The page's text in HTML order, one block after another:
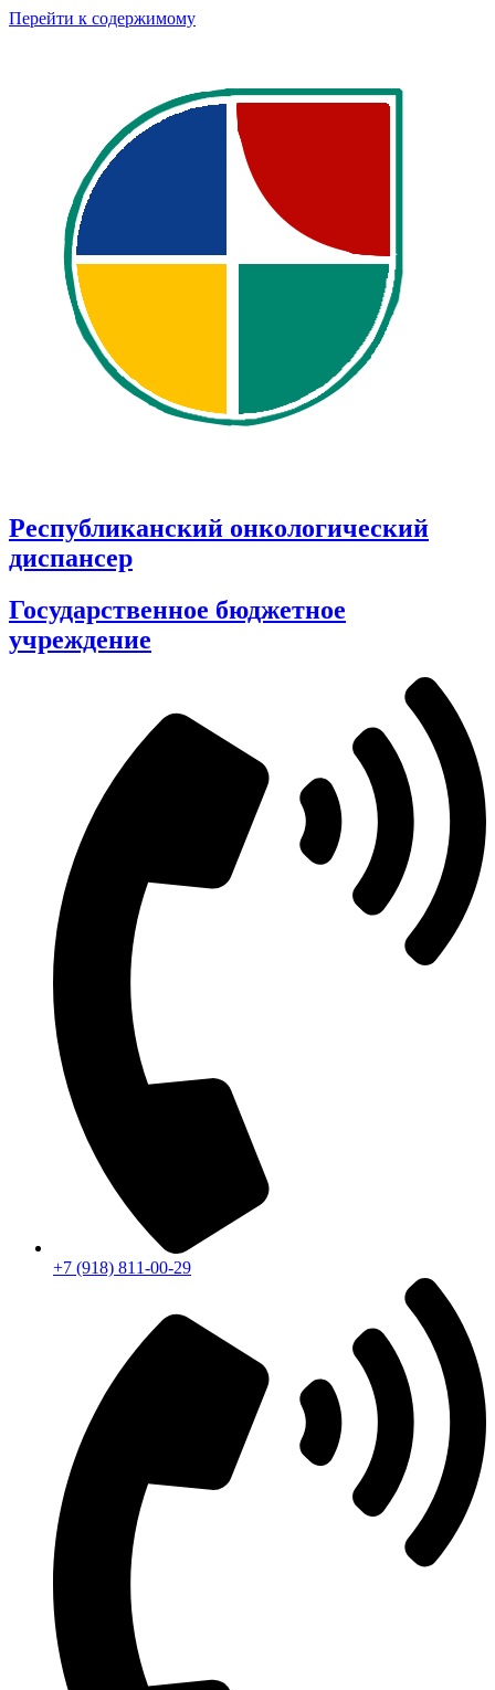
Перейти к содержимому
Республиканский онкологический
диспансер
Государственное бюджетное
учреждение
+7 (918) 811-00-29